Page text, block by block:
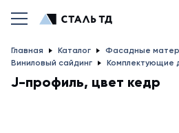
Главная Каталог
Фасадные
Виниловый сайдинг
Комплектующие
J-профиль, цвет кедр